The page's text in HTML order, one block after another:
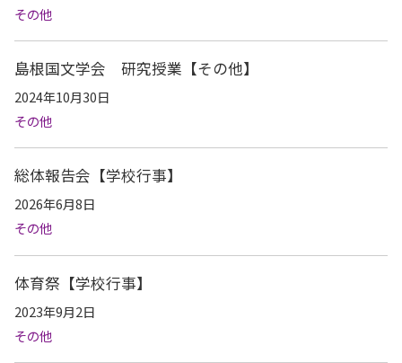
その他
島根国文学会 研究授業【その他】
2024年10月30日
その他
総体報告会【学校行事】
2026年6月8日
その他
体育祭【学校行事】
2023年9月2日
その他